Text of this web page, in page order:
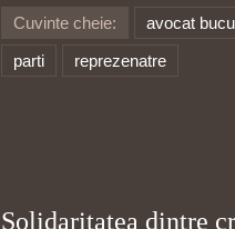
Cuvinte cheie: avocat
parti
reprezenatre
Solidaritatea dintre